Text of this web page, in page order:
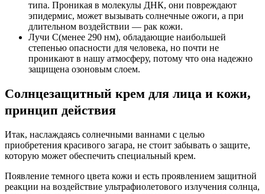
типа. Проникая в молекулы ДНК, они повреждают
эпидермис, может вызывать солнечные ожоги, а при
длительном воздействии — рак кожи.
Лучи С(менее 290 нм), обладающие наибольшей
степенью опасности для человека, но почти не
проникают в нашу атмосферу, потому что она надежно
защищена озоновым слоем.
Солнцезащитный крем для лица и кожи,
принцип действия
Итак, наслаждаясь солнечными ваннами с целью
приобретения красивого загара, не стоит забывать о защите,
которую может обеспечить специальный крем.
Появление темного цвета кожи и есть проявлением защитной
реакции на воздействие ультрафиолетового излучения солнца,